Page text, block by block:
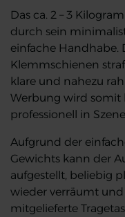
Das ca. 2 – 3
durch sein
einfache Handhabe.
Klemmschienen
klare und nahezu
Werbung wird somit
professionell in
Aufgrund der
Gewichts kann der
aufgestellt, beliebig
wieder verräumt
mitgelieferte